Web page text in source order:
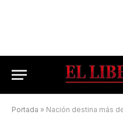
Portada » Nación destina más de 156